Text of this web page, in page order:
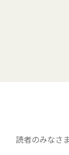
読者のみなさ